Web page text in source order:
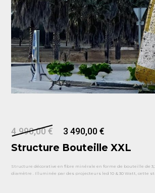
4 990,00€ 3 490,00€
Structure Bouteille XXL
Structure décorative en fibre minérale en forme de bouteille de
diamètre . Illuminée par des projecteurs led 10 & 30 Watt, cette